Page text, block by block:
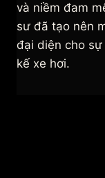
và niềm đam
sư đã tạo nên
đại diện cho
kế xe hơi.